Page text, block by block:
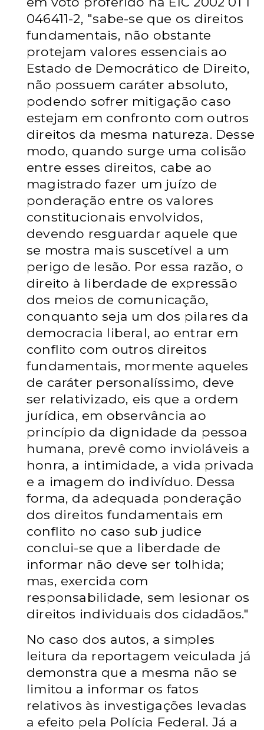
046411-2, "sabe-se que os direitos
fundamentais, não obstante
protejam valores essenciais ao
Estado de Democrático de Direito,
não possuem caráter absoluto,
podendo sofrer mitigação caso
estejam em confronto com outros
direitos da mesma natureza. Desse
modo, quando surge uma colisão
entre esses direitos, cabe ao
magistrado fazer um juízo de
ponderação entre os valores
constitucionais envolvidos,
devendo resguardar aquele que
se mostra mais suscetível a um
perigo de lesão. Por essa razão, o
direito à liberdade de expressão
dos meios de comunicação,
conquanto seja um dos pilares da
democracia liberal, ao entrar em
conflito com outros direitos
fundamentais, mormente aqueles
de caráter personalíssimo, deve
ser relativizado, eis que a ordem
jurídica, em observância ao
princípio da dignidade da pessoa
humana, prevê como invioláveis a
honra, a intimidade, a vida privada
e a imagem do indivíduo. Dessa
forma, da adequada ponderação
dos direitos fundamentais em
conflito no caso sub judice
conclui-se que a liberdade de
informar não deve ser tolhida;
mas, exercida com
responsabilidade, sem lesionar os
direitos individuais dos cidadãos."
No caso dos autos, a simples
leitura da reportagem veiculada já
demonstra que a mesma não se
limitou a informar os fatos
relativos às investigações levadas
a efeito pela Polícia Federal. Já a